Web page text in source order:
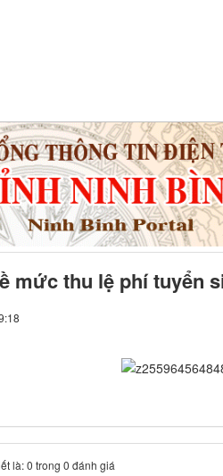
mức thu lệ phí tuyển
là: 0 trong 0 đánh giá